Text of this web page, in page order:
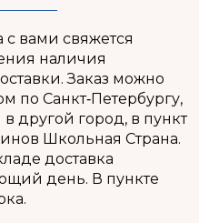
вами свяжется
наличия
Заказ можно
по Санкт‑Петербургу,
другой город, в пункт
Школьная Страна.
доставка
день. В пункте